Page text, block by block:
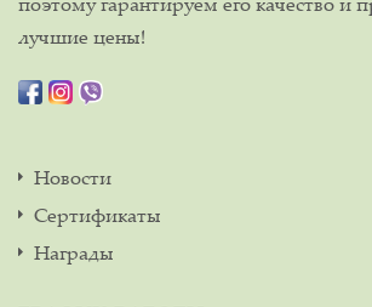
лучшие цены!
Новости
Сертификаты
Награды